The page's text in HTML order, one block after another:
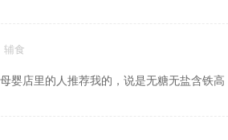
辅食